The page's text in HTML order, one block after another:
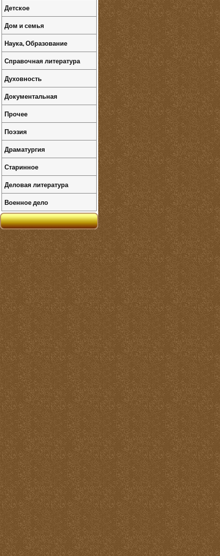
Детское
Дом и семья
Наука, Образование
Справочная литература
Духовность
Документальная
Прочее
Поэзия
Драматургия
Старинное
Деловая литература
Военное дело